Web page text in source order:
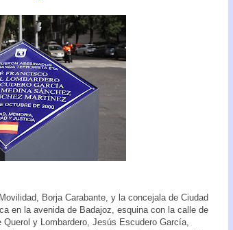
Borja Carabante, y la concejala de Ciudad
en la avenida de Badajoz, esquina con la calle de
y Lombardero, Jesús Escudero García,